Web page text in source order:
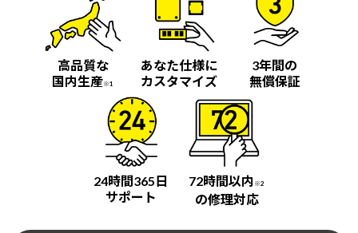
高品質な
国内生産※1
あなた仕様に
カスタマイズ
3年間の
無償保証
24時間365日
サポート
72時間以内 ※2
の修理対応